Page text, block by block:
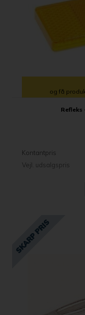
og få
Refleks
Kontantpris
Vejl. udsalgspris